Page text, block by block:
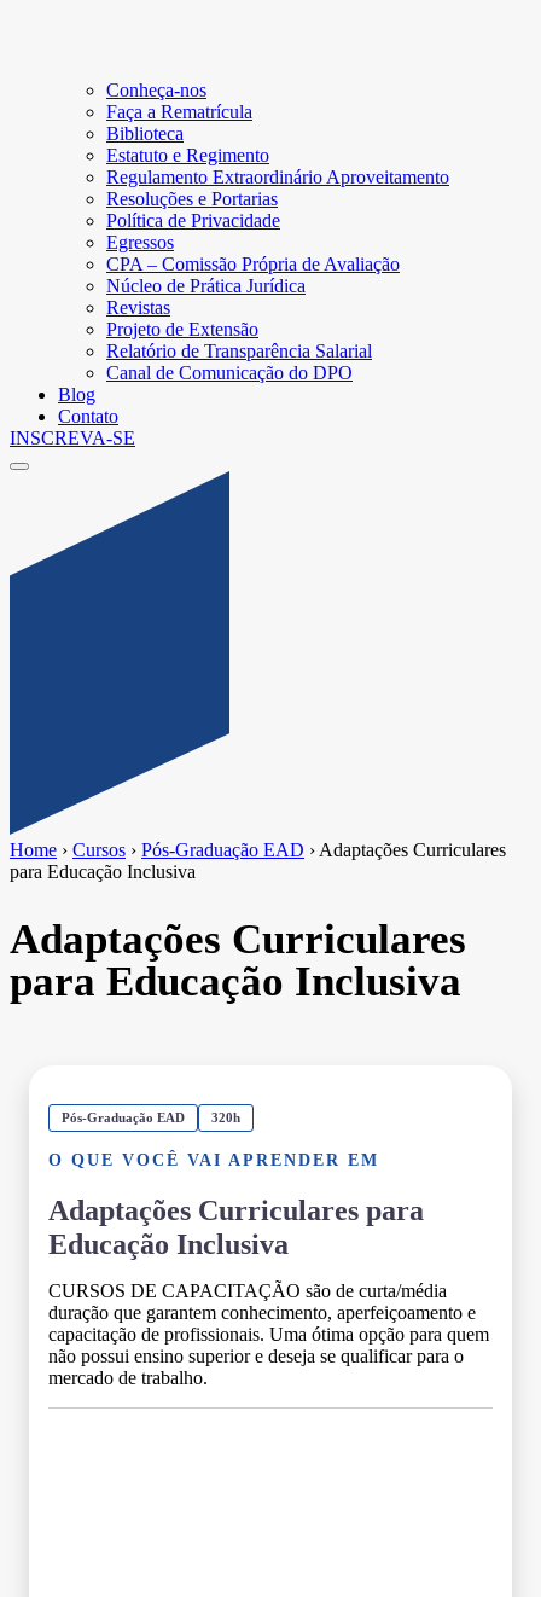
Conheça-nos
Faça a Rematrícula
Biblioteca
Estatuto e Regimento
Regulamento Extraordinário Aproveitamento
Resoluções e Portarias
Política de Privacidade
Egressos
CPA – Comissão Própria de Avaliação
Núcleo de Prática Jurídica
Revistas
Projeto de Extensão
Relatório de Transparência Salarial
Canal de Comunicação do DPO
Blog
Contato
INSCREVA-SE
Home › Cursos › Pós-Graduação EAD › Adaptações Curriculares
para Educação Inclusiva
Adaptações Curriculares
para Educação Inclusiva
Pós-Graduação EAD 320h
O QUE VOCÊ VAI APRENDER EM
Adaptações Curriculares para
Educação Inclusiva
CURSOS DE CAPACITAÇÃO são de curta/média
duração que garantem conhecimento, aperfeiçoamento e
capacitação de profissionais. Uma ótima opção para quem
não possui ensino superior e deseja se qualificar para o
mercado de trabalho.